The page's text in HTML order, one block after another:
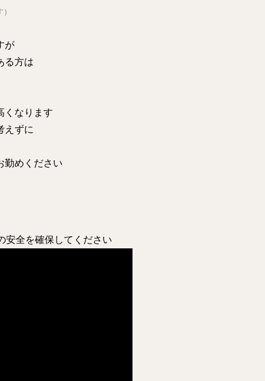
が
る方は
くなります
えずに
勤めください
安全を確保してください